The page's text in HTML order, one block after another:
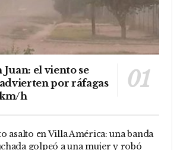
Juan: el viento se
por ráfagas
km/h
asalto en Villa América: una banda
golpeó a una mujer y robó